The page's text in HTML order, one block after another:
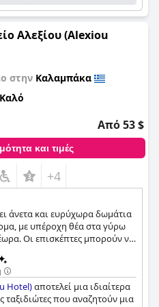
και την ανάγκη ανακαίνισης,
υψηλούς επαίνους για τα
κοινόχρηστους χώρους του.
(Hotel Meteoritis)είναι
απολαυστική διαμονή σε αυτό
(Alexiou
στην Καλαμπάκα
Από 53 $
και τιμές
+4
άνετα και ευρύχωρα δωμάτια
με υπέροχη θέα στα γύρω
Οι επισκέπτες μπορούν να
την περιοχή και να
(Alexiou Hotel)αποτελεί μια ιδιαίτερα
ταξιδιώτες που αναζητούν μια